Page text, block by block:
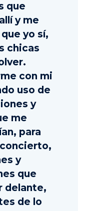
que
y me
yo sí,
chicas
con mi
uso de
y
me
para
y
que
delante,
de lo